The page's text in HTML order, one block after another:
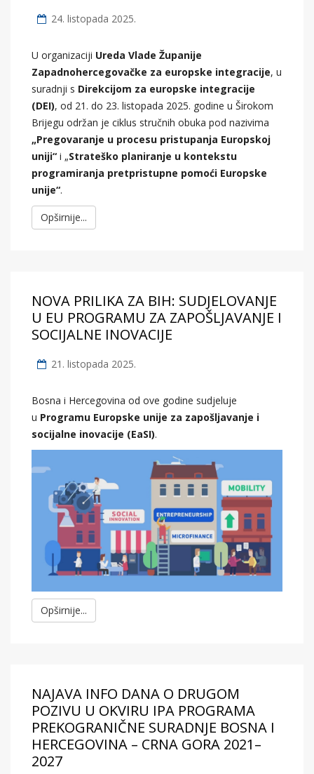
24. listopada 2025.
U organizaciji Ureda Vlade Županije
Zapadnohercegovačke za europske integracije, u
suradnji s Direkcijom za europske integracije
(DEI), od 21. do 23. listopada 2025. godine u Širokom
Brijegu održan je ciklus stručnih obuka pod nazivima
„Pregovaranje u procesu pristupanja Europskoj
uniji“ i „Strateško planiranje u kontekstu
programiranja pretpristupne pomoći Europske
unije“.
Opširnije...
NOVA PRILIKA ZA BIH: SUDJELOVANJE
U EU PROGRAMU ZA ZAPOŠLJAVANJE I
SOCIJALNE INOVACIJE
21. listopada 2025.
Bosna i Hercegovina od ove godine sudjeluje
u Programu Europske unije za zapošljavanje i
socijalne inovacije (EaSI).
Opširnije...
NAJAVA INFO DANA O DRUGOM
POZIVU U OKVIRU IPA PROGRAMA
PREKOGRANIČNE SURADNJE BOSNA I
HERCEGOVINA – CRNA GORA 2021–
2027